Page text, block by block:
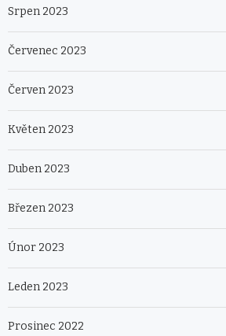
Srpen 2023
Červenec 2023
Červen 2023
Květen 2023
Duben 2023
Březen 2023
Únor 2023
Leden 2023
Prosinec 2022